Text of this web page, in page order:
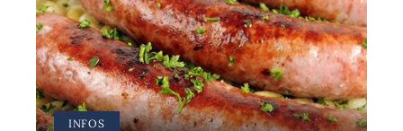
INFOS